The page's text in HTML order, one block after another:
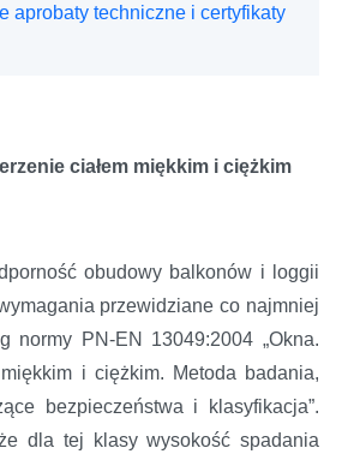
aprobaty techniczne i certyfikaty
ciałem miękkim i ciężkim
obudowy balkonów i loggii
przewidziane co najmniej
normy PN-EN 13049:2004 „Okna.
i ciężkim. Metoda badania,
bezpieczeństwa i klasyfikacja”.
dla tej klasy wysokość spadania